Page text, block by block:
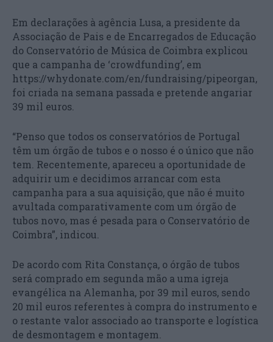
Em declarações à agência Lusa, a presidente da
Associação de Pais e de Encarregados de Educação
do Conservatório de Música de Coimbra explicou
que a campanha de ‘crowdfunding’, em
https://whydonate.com/en/fundraising/pipeorgan,
foi criada na semana passada e pretende angariar
39 mil euros.
“Penso que todos os conservatórios de Portugal
têm um órgão de tubos e o nosso é o único que não
tem. Recentemente, apareceu a oportunidade de
adquirir um e decidimos arrancar com esta
campanha para a sua aquisição, que não é muito
avultada comparativamente com um órgão de
tubos novo, mas é pesada para o Conservatório de
Coimbra”, indicou.
De acordo com Rita Constança, o órgão de tubos
será comprado em segunda mão a uma igreja
evangélica na Alemanha, por 39 mil euros, sendo
20 mil euros referentes à compra do instrumento e
o restante valor associado ao transporte e logística
de desmontagem e montagem.